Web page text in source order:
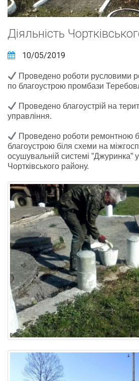
Діяльність
10/05/2019
Проведено роботи русловими
по благоустрою промбази
Проведено благоустрій на
управління.
Проведено роботи ремонтною
благоустрою біля схеми на
осушувальній системі ”Джуринка”
Чортківського району.